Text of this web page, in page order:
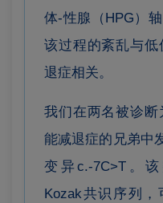
体-性腺（HPG）
该过程的紊乱与
退症相关。
我们在两名被诊
能减退症的兄弟中
变异c.-7C>T。
Kozak共识序列